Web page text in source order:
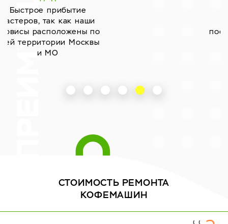
Работаем только с
надёжными
поставщиками запчастей
уже много лет
СТОИМОСТЬ РЕМОНТА
КОФЕМАШИН